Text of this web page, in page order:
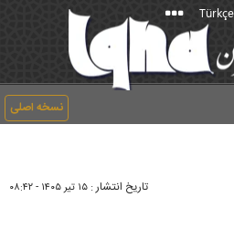
Türkçe
نسخه اصلی
تاریخ انتشار : ۱۵ تير ۱۴۰۵ - ۰۸:۴۲